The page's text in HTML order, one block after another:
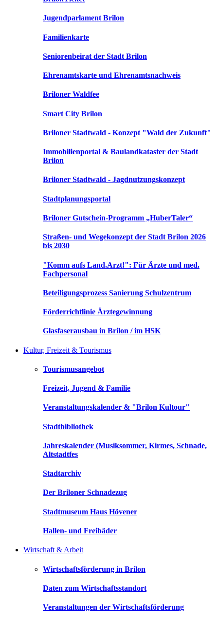
Jugendparlament Brilon
Familienkarte
Seniorenbeirat der Stadt Brilon
Ehrenamtskarte und Ehrenamtsnachweis
Briloner Waldfee
Smart City Brilon
Briloner Stadtwald - Konzept "Wald der Zukunft"
Immobilienportal & Baulandkataster der Stadt
Brilon
Briloner Stadtwald - Jagdnutzungskonzept
Stadtplanungsportal
Briloner Gutschein-Programm „HuberTaler“
Straßen- und Wegekonzept der Stadt Brilon 2026
bis 2030
"Komm aufs Land.Arzt!": Für Ärzte und med.
Fachpersonal
Beteiligungsprozess Sanierung Schulzentrum
Förderrichtlinie Ärztegewinnung
Glasfaserausbau in Brilon / im HSK
Kultur, Freizeit & Tourismus
Tourismusangebot
Freizeit, Jugend & Familie
Veranstaltungskalender & "Brilon Kultour"
Stadtbibliothek
Jahreskalender (Musiksommer, Kirmes, Schnade,
Altstadtfes
Stadtarchiv
Der Briloner Schnadezug
Stadtmuseum Haus Hövener
Hallen- und Freibäder
Wirtschaft & Arbeit
Wirtschaftsförderung in Brilon
Daten zum Wirtschaftsstandort
Veranstaltungen der Wirtschaftsförderung